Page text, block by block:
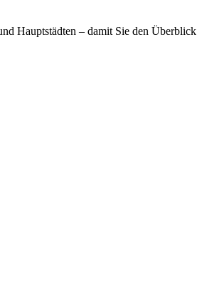
Hauptstädten – damit Sie den